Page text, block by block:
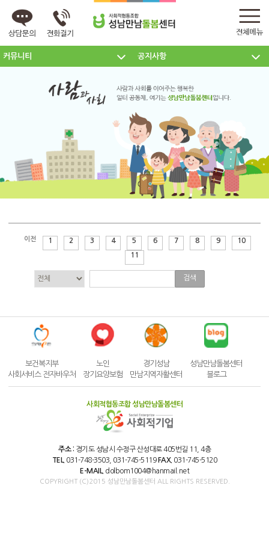
커뮤니티 공지사항
이전 1 2 3 4 5 6 7 8 9
10
11
검색
보건복지부
사회서비스 전자바우처
노인
장기요양보험
경기성남
만남지역자활센터
성남만남돌봄센터
블로그
사회적협동조합 성남만남돌봄센터
주소 : 경기도 성남시 수정구 산성대로 405번길 11, 4층
TEL. 031-748-3503, 031-745-5119 FAX. 031-745-5120
E-MAIL. dolbom1004@hanmail.net
COPYRIGHT (C)2015 성남만남돌봄센터 ALL RIGHTS RESERVED.